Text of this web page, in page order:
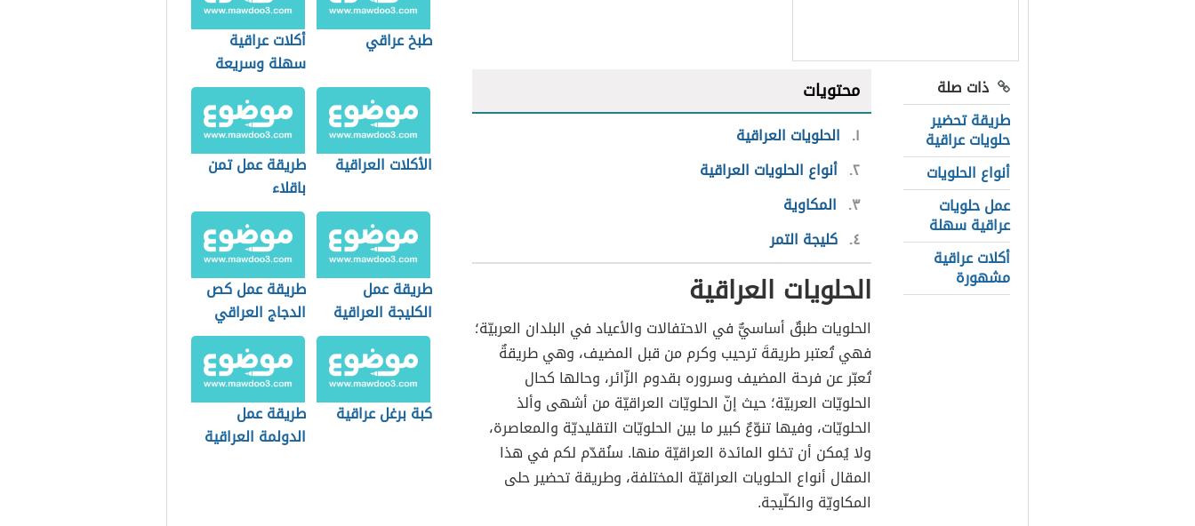
ذات صلة
طريقة تحضير
حلويات عراقية
أنواع الحلويات
عمل حلويات
عراقية سهلة
أكلات عراقية
مشهورة
محتويات
١ الحلويات العراقية
٢ أنواع الحلويات العراقية
٣ المكاوية
٤ كليجة التمر
الحلويات العراقية
الحلويات طبقٌ أساسيٌّ في الاحتفالات والأعياد في البلدان العربيّة؛
فهي تُعتبر طريقةَ ترحيب وكرم من قبل المضيف، وهي طريقةٌ
تُعبّر عن فرحة المضيف وسروره بقدوم الزّائر، وحالها كحال
الحلويّات العربيّة؛ حيث إنّ الحلويّات العراقيّة من أشهى وألذ
الحلويّات، وفيها تنوّعٌ كبير ما بين الحلويّات التقليديّة والمعاصرة،
ولا يُمكن أن تخلو المائدة العراقيّة منها. سنُقدّم لكم في هذا
المقال أنواع الحلويات العراقيّة المختلفة، وطريقة تحضير حلى
المكاويّة والكلّيجة.
طبخ عراقي
أكلات عراقية
سهلة وسريعة
الأكلات العراقية
طريقة عمل تمن
باقلاء
طريقة عمل
الكليجة العراقية
طريقة عمل كص
الدجاج العراقي
كبة برغل عراقية
طريقة عمل
الدولمة العراقية